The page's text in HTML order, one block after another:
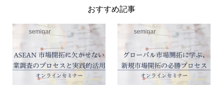
おすすめ記事
seminar seminar